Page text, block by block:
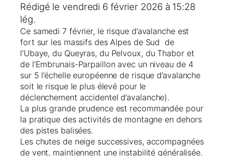
Rédigé le vendredi 6 février 2026 à 15:28
lég.
Ce samedi 7 février, le risque d’avalanche est
fort sur les massifs des Alpes de Sud de
l’Ubaye, du Queyras, du Pelvoux, du Thabor et
de l’Embrunais-Parpaillon avec un niveau de 4
sur 5 l’échelle européenne de risque d’avalanche
soit le risque le plus élevé pour le
déclenchement accidentel d’avalanche).
La plus grande prudence est recommandée pour
la pratique des activités de montagne en dehors
des pistes balisées.
Les chutes de neige successives, accompagnées
de vent, maintiennent une instabilité généralisée.